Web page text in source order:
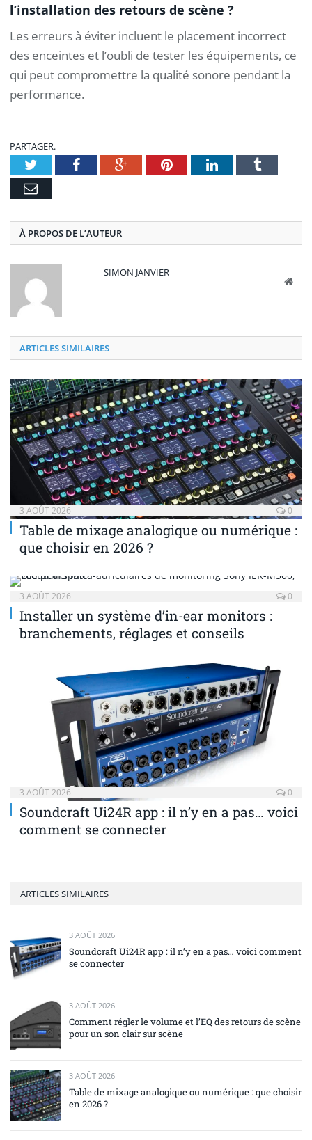
l’installation des retours de scène ?
Les erreurs à éviter incluent le placement incorrect
des enceintes et l’oubli de tester les équipements, ce
qui peut compromettre la qualité sonore pendant la
performance.
PARTAGER.
TwitterFacebookGoogle+PinterestLinkedInTumblr
E-
À PROPOS DE L’AUTEUR
SIMON JANVIER
Site
ARTICLES SIMILAIRES
3 AOÛT 2026 0
Table de mixage analogique ou numérique :
que choisir en 2026 ?
3 AOÛT 2026 0
Installer un système d’in-ear monitors :
branchements, réglages et conseils
3 AOÛT 2026 0
Soundcraft Ui24R app : il n’y en a pas… voici
comment se connecter
ARTICLES SIMILAIRES
3 AOÛT 2026
Soundcraft Ui24R app : il n’y en a pas… voici comment
se connecter
3 AOÛT 2026
Comment régler le volume et l’EQ des retours de scène
pour un son clair sur scène
3 AOÛT 2026
Table de mixage analogique ou numérique : que choisir
en 2026 ?